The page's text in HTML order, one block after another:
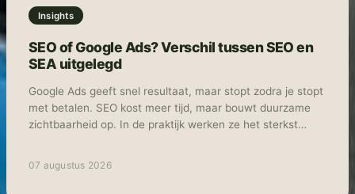
Insights
SEO of Google Ads? Verschil tussen SEO en
SEA uitgelegd
Google Ads geeft snel resultaat, maar stopt zodra je stopt
met betalen. SEO kost meer tijd, maar bouwt duurzame
zichtbaarheid op. In de praktijk werken ze het sterkst
07 augustus 2026